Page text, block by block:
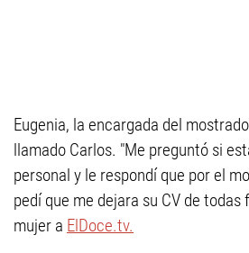
Eugenia, la encargada del
llamado Carlos. "Me preguntó si
personal y le respondí que por el
pedí que me dejara su CV de todas
mujer a ElDoce.tv.